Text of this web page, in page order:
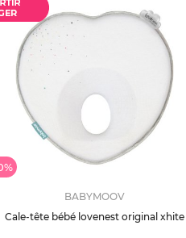
BABYMOOV
Cale-tête bébé lovenest original xhite